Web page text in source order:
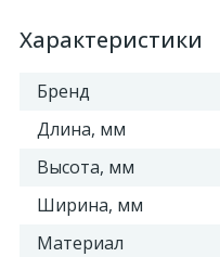
Характеристики
Бренд
Длина, мм
Высота, мм
Ширина, мм
Материал